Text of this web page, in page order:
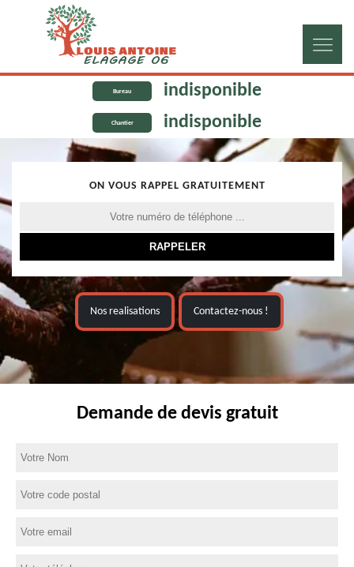
Bureau indisponible
Chantier indisponible
ON VOUS RAPPEL GRATUITEMENT
Nos realisations Contactez-nous !
Demande de devis gratuit